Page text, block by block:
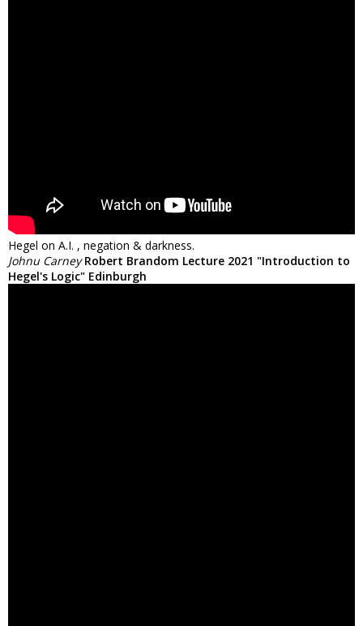
Hegel on A.I. , negation & darkness.
Johnu Carney Robert Brandom Lecture 2021 "Introduction to
Hegel's Logic" Edinburgh